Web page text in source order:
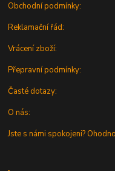
Obchodní podmínky:
Reklamační řád:
Vrácení zboží:
Přepravní podmínky:
Časté dotazy:
O nás:
Jste s námi spokojeni?